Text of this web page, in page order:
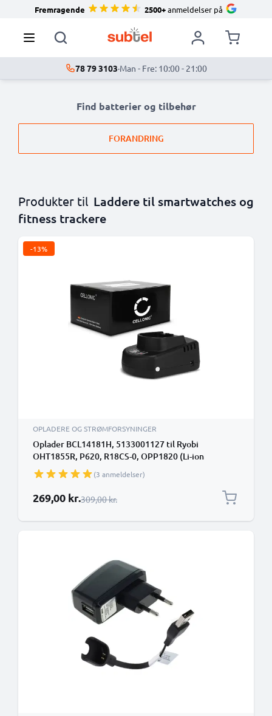
Fremragende 2500+anmeldelser på
78 79 3103·Man - Fre: 10:00 - 21:00
Find batterier og tilbehør
FORANDRING
Produkter til Laddere til smartwatches og
fitness trackere
-13%
OPLADERE OG STRØMFORSYNINGER
Oplader BCL14181H, 5133001127 til Ryobi
OHT1855R, P620, R18CS-0, OPP1820 (Li-ion
Akkus<br>NiCD Akkus<br>NiMH Akkus, 12V / 14.4V
/ 18V) BCL14181H,5133001127 Lader
(3 anmeldelser)
Særlig pris
269,00 kr.Almindelig pris
309,00 kr.